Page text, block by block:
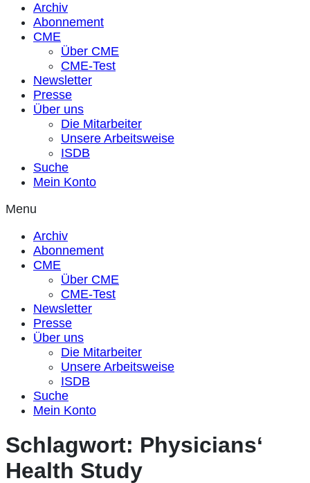
Archiv
Abonnement
CME
Über CME
CME-Test
Newsletter
Presse
Über uns
Die Mitarbeiter
Unsere Arbeitsweise
ISDB
Suche
Mein Konto
Menu
Archiv
Abonnement
CME
Über CME
CME-Test
Newsletter
Presse
Über uns
Die Mitarbeiter
Unsere Arbeitsweise
ISDB
Suche
Mein Konto
Schlagwort: Physicians‘
Health Study